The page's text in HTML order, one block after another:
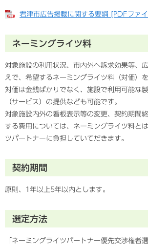
君津市広告掲載に関する要綱 [PDFファ
ネーミングライツ料
対象施設の利用状況、市内外へ訴求効果等、
えで、希望するネーミングライツ料（対価）
対価は金銭ばかりでなく、施設で利用可能な
（サービス）の提供なども可能です。
対象施設内外の看板表示等の変更、契約期間
する費用については、ネーミングライツ料と
ツパートナーに負担していてだきます。
契約期間
原則、1年以上5年以内とします。
選定方法
「ネーミングライツパートナー優先交渉権者